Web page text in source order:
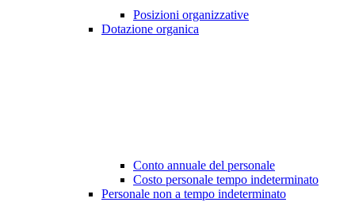
Posizioni organizzative
Dotazione organica
Conto annuale del personale
Costo personale tempo indeterminato
Personale non a tempo indeterminato